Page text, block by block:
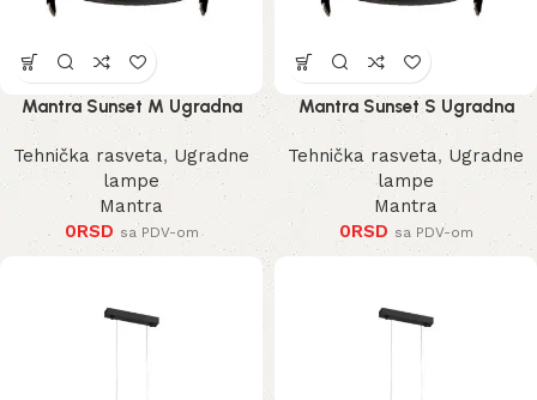
Mantra Sunset M Ugradna
Lampa
Tehnička rasveta, Ugradne
lampe
Mantra
0RSD sa PDV-om
Mantra Sunset S Ugradna
Lampa
Tehnička rasveta, Ugradne
lampe
Mantra
0RSD sa PDV-om